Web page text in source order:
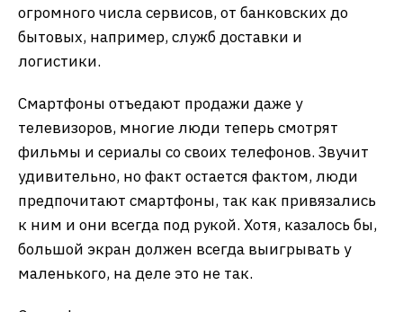
огромного числа сервисов, от банковских до
бытовых, например, служб доставки и
логистики.
Смартфоны отъедают продажи даже у
телевизоров, многие люди теперь смотрят
фильмы и сериалы со своих телефонов. Звучит
удивительно, но факт остается фактом, люди
предпочитают смартфоны, так как привязались
к ним и они всегда под рукой. Хотя, казалось бы,
большой экран должен всегда выигрывать у
маленького, на деле это не так.